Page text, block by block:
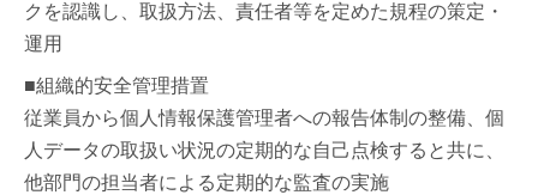
クを認識し、取扱方法、責任者等を定めた規程の策定・
運用
■組織的安全管理措置
従業員から個人情報保護管理者への報告体制の整備、個
人データの取扱い状況の定期的な自己点検すると共に、
他部門の担当者による定期的な監査の実施